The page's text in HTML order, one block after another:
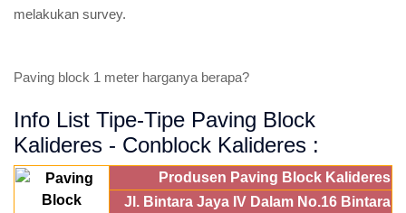
melakukan survey.
Paving block 1 meter harganya berapa?
Info List Tipe-Tipe Paving Block
Kalideres - Conblock Kalideres :
Produsen Paving Block Kalideres
Jl. Bintara Jaya IV Dalam No.16 Bintara